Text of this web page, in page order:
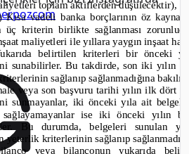
toplam aktiflerden düşülecektir),
Kısa vadeli banka borçlarının öz
üç kriterin birlikte sağlanması
maliyetleri ile yıllara yaygın inşaat
belirtilen kriterleri bir önceki
sunabilirler. Bu takdirde, son iki yılın
sağlanıp sağlanmadığına
veya son başvuru tarihi yılın ilk dört
sunmayanlar, iki önceki yıla ait
ise iki önceki yılın
Bu durumda, belgeleri sunulan
yeterlik kriterlerinin sağlanıp
veya bilançonun yukarıda